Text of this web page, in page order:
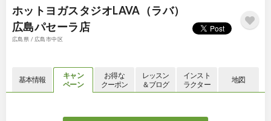
ホットヨガスタジオLAVA（ラバ）
広島パセーラ店
広島県 / 広島市中区
基本情報
キャン
ペーン
お得な
クーポン
レッスン
＆ブログ
インスト
ラクター
地図